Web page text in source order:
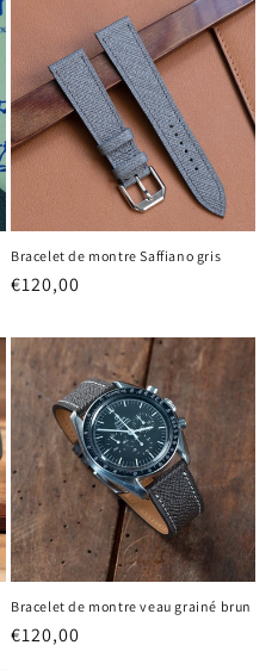
Bracelet de montre Saffiano gris
Prix
€120,00
Bracelet de montre veau grainé brun
Prix
€120,00